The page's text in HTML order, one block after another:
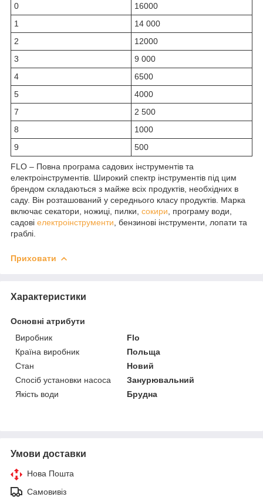
0
16000
1
14 000
2
12000
3
9 000
4
6500
5
4000
7
2 500
8
1000
9
500
FLO – Повна програма садових інструментів та
електроінструментів. Широкий спектр інструментів під цим
брендом складаються з майже всіх продуктів, необхідних в
саду. Він розташований у середнього класу продуктів. Марка
включає секатори, ножиці, пилки, сокири , програму води,
садові електроінструменти , бензинові інструменти, лопати та
граблі.
Приховати
Характеристики
Основні атрибути
Виробник
Flo
Країна виробник
Польща
Стан
Новий
Спосіб установки насоса
Занурювальний
Якість води
Брудна
Умови доставки
Нова Пошта
Самовивіз